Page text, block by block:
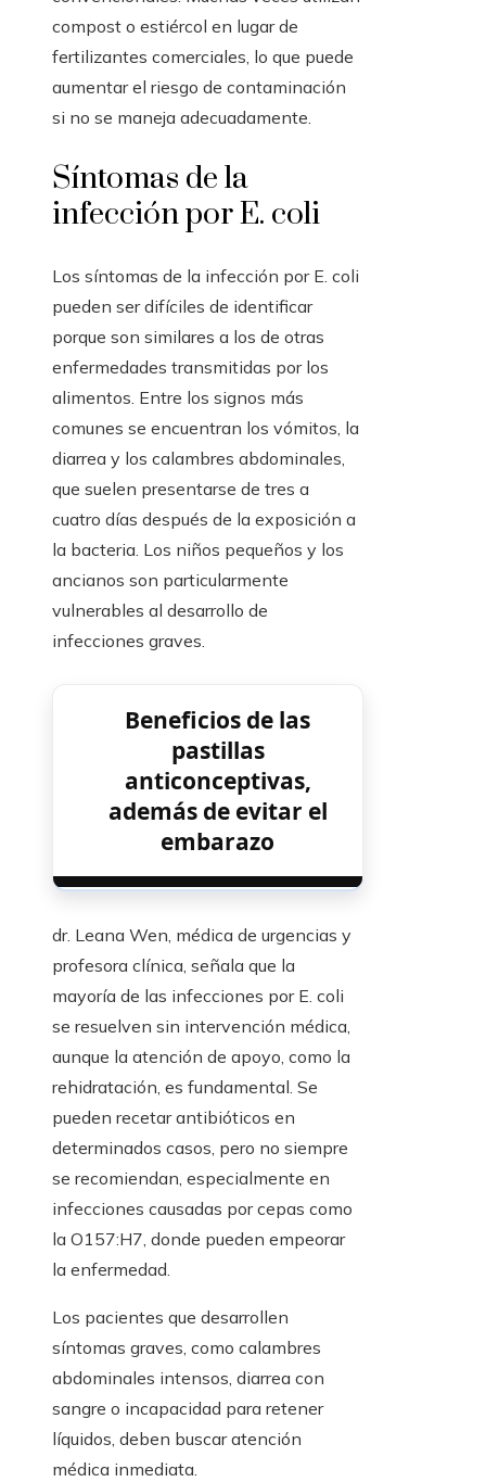
compost o estiércol en lugar de
fertilizantes comerciales, lo que puede
aumentar el riesgo de contaminación
si no se maneja adecuadamente.
Síntomas de la
infección por E. coli
Los síntomas de la infección por E. coli
pueden ser difíciles de identificar
porque son similares a los de otras
enfermedades transmitidas por los
alimentos. Entre los signos más
comunes se encuentran los vómitos, la
diarrea y los calambres abdominales,
que suelen presentarse de tres a
cuatro días después de la exposición a
la bacteria. Los niños pequeños y los
ancianos son particularmente
vulnerables al desarrollo de
infecciones graves.
Beneficios de las
pastillas
anticonceptivas,
además de evitar el
embarazo
dr. Leana Wen, médica de urgencias y
profesora clínica, señala que la
mayoría de las infecciones por E. coli
se resuelven sin intervención médica,
aunque la atención de apoyo, como la
rehidratación, es fundamental. Se
pueden recetar antibióticos en
determinados casos, pero no siempre
se recomiendan, especialmente en
infecciones causadas por cepas como
la O157:H7, donde pueden empeorar
la enfermedad.
Los pacientes que desarrollen
síntomas graves, como calambres
abdominales intensos, diarrea con
sangre o incapacidad para retener
líquidos, deben buscar atención
médica inmediata.